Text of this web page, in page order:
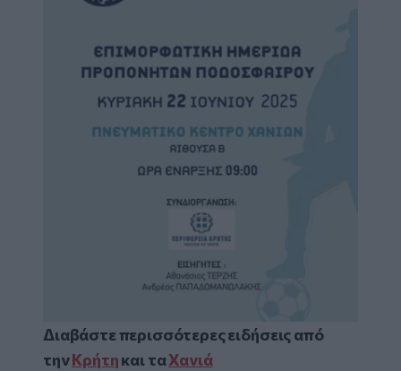
Διαβάστε περισσότερες ειδήσεις από
τηνΚρήτηκαι ταΧανιά